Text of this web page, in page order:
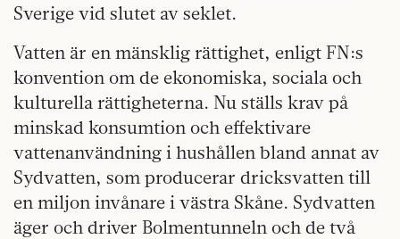
Sverige vid slutet av seklet.
Vatten är en mänsklig rättighet, enligt FN:s
konvention om de ekonomiska, sociala och
kulturella rättigheterna. Nu ställs krav på
minskad konsumtion och effektivare
vattenanvändning i hushållen bland annat av
Sydvatten, som producerar dricksvatten till
en miljon invånare i västra Skåne. Sydvatten
äger och driver Bolmentunneln och de två